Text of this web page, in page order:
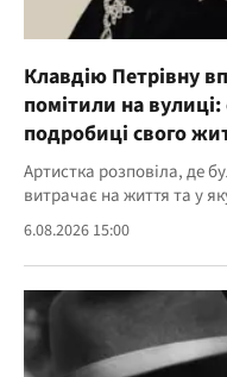
Клавдію Петрівну
помітили на
подробиці свого
Артистка розповіла, де
витрачає на життя та у
6.08.2026 15:00